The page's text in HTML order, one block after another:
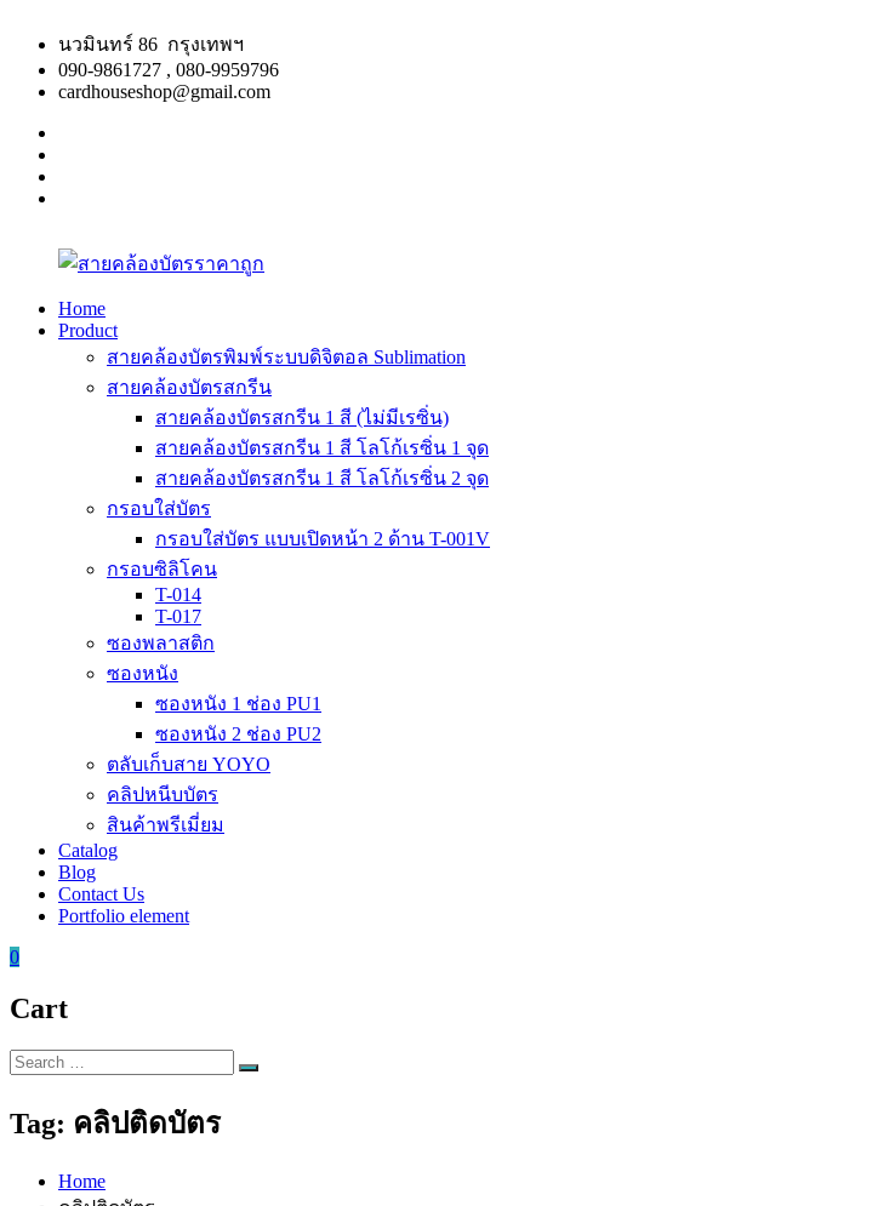
content
นวมินทร์ 86 กรุงเทพฯ
090-9861727 , 080-9959796
cardhouseshop@gmail.com
สาย
สินค้า
Home
Product
สายคล้องบัตรพิมพ์ระบบดิจิตอล Sublimation
สายคล้องบัตรสกรีน
สายคล้องบัตรสกรีน 1 สี (ไม่มีเรซิ่น)
สายคล้องบัตรสกรีน 1 สี โลโก้เรซิ่น 1 จุด
สายคล้องบัตรสกรีน 1 สี โลโก้เรซิ่น 2 จุด
กรอบใส่บัตร
กรอบใส่บัตร แบบเปิดหน้า 2 ด้าน T-001V
กรอบซิลิโคน
T-014
T-017
ซองพลาสติก
ซองหนัง
ซองหนัง 1 ช่อง PU1
ซองหนัง 2 ช่อง PU2
ตลับเก็บสาย YOYO
คลิปหนีบบัตร
สินค้าพรีเมี่ยม
Catalog
Blog
Contact Us
Portfolio element
0
Cart
Search
for:
Search
Tag: คลิปติดบัตร
Home